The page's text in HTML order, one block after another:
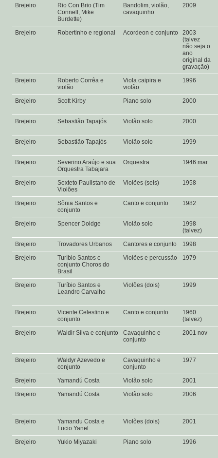
Brejeiro
Rio Con Brio (Tim
Connell, Mike
Burdette)
Bandolim, violão,
cavaquinho
2009
Brejeiro Robertinho e regional Acordeon e conjunto
2003
(talvez
não seja o
ano
original da
gravação)
Brejeiro
Roberto Corrêa e
violão
Viola caipira e
violão
1996
Brejeiro Scott Kirby Piano solo 2000
Brejeiro Sebastião Tapajós Violão solo 2000
Brejeiro Sebastião Tapajós Violão solo 1999
Brejeiro
Severino Araújo e sua
Orquestra Tabajara
Orquestra 1946 mar
Brejeiro
Sexteto Paulistano de
Violões
Violões (seis) 1958
Brejeiro
Sônia Santos e
conjunto
Canto e conjunto 1982
Brejeiro Spencer Doidge Violão solo
1998
(talvez)
Brejeiro
Trovadores Urbanos Cantores e conjunto
1998
Brejeiro
Turíbio Santos e
conjunto Choros do
Brasil
Violões e percussão 1979
Brejeiro
Turíbio Santos e
Leandro Carvalho
Violões (dois) 1999
Brejeiro
Vicente Celestino e
conjunto
Canto e conjunto
1960
(talvez)
Brejeiro
Waldir Silva e conjunto
Cavaquinho e
conjunto
2001 nov
Brejeiro
Waldyr Azevedo e
conjunto
Cavaquinho e
conjunto
1977
Brejeiro Yamandú Costa Violão solo
2001
Brejeiro
Yamandú Costa Violão solo 2006
Brejeiro
Yamandu Costa e
Lucio Yanel
Violões (dois) 2001
Brejeiro Yukio Miyazaki Piano solo 1996